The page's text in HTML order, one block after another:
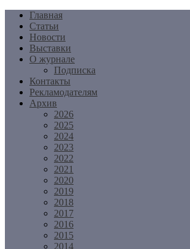
Перейти
содержимому
Главная
Статьи
Новости
Выставки
О журнале
Подписка
Контакты
Рекламодателям
Архив
2026
2025
2024
2023
2022
2021
2020
2019
2018
2017
2016
2015
2014